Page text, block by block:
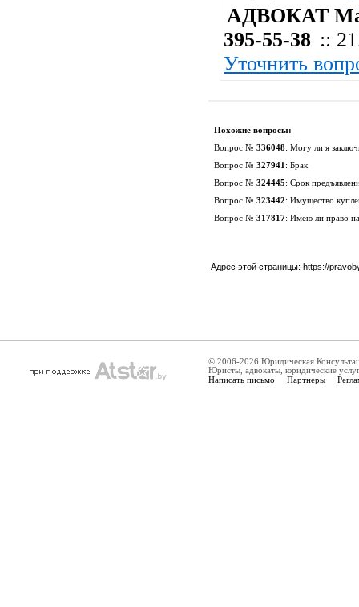
АДВОКАТ
395-55-38 ::
Уточнить
Похожие вопросы:
Вопрос № 336048: Могу ли я
Вопрос № 327941 : Брак
Вопрос № 324445: Срок
Вопрос № 323442: Имущество
Вопрос № 317817: Имею ли право
Адрес этой страницы: https://
© 2006-2026 Юридическая
Юристы, адвокаты, юридические
Написать письмо Партнеры